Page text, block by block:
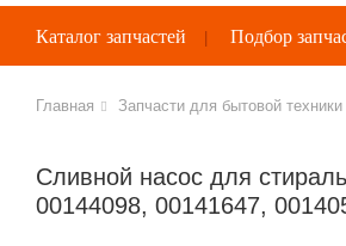
Каталог запчастей Подбор
Главная Запчасти для бытовой техники
Сливной насос для
00144098, 00141647,